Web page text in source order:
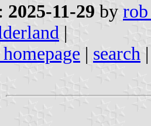
2025-11-29 by rob
|
| search